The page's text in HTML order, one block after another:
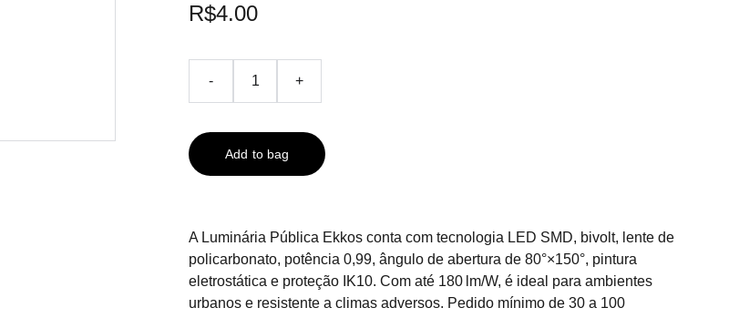
R$4.00
- +
Add to bag
A Luminária Pública Ekkos conta com tecnologia LED SMD, bivolt, lente de
policarbonato, potência 0,99, ângulo de abertura de 80°×150°, pintura
eletrostática e proteção IK10. Com até 180 lm/W, é ideal para ambientes
urbanos e resistente a climas adversos. Pedido mínimo de 30 a 100